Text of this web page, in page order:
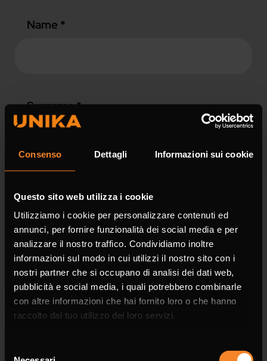
Consenso Dettagli Informazioni sui cookie
Questo sito web utilizza i cookie
Utilizziamo i cookie per personalizzare contenuti ed
annunci, per fornire funzionalità dei social media e per
analizzare il nostro traffico. Condividiamo inoltre
informazioni sul modo in cui utilizzi il nostro sito con i
nostri partner che si occupano di analisi dei dati web,
pubblicità e social media, i quali potrebbero combinarle
con altre informazioni che hai fornito loro o che hanno
raccolto dal tuo utilizzo dei loro servizi.
Name *
Surname *
Phone